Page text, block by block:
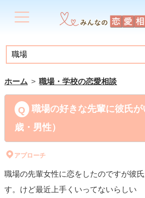
ホーム 職場・学校の恋愛相談
職場の好きな先輩に彼氏
歳・男性）
アプローチ
職場の先輩女性に恋をしたのですが彼
す。けど最近上手くいってないらしい